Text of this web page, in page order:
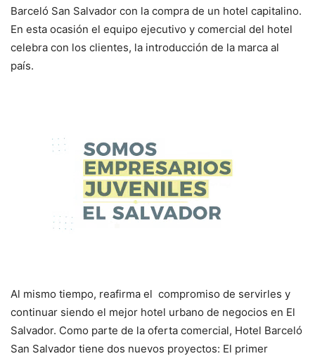
Barceló San Salvador con la compra de un hotel capitalino.
En esta ocasión el equipo ejecutivo y comercial del hotel
celebra con los clientes, la introducción de la marca al
país.
Al mismo tiempo, reafirma el compromiso de servirles y
continuar siendo el mejor hotel urbano de negocios en El
Salvador. Como parte de la oferta comercial, Hotel Barceló
San Salvador tiene dos nuevos proyectos: El primer